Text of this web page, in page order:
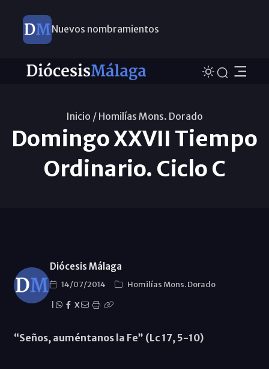
Nuevos nombramientos
Inicio / Homilías Mons. Dorado
Domingo XXVII Tiempo
Ordinario. Ciclo C
Diócesis Málaga
14/07/2014
Homilías Mons. Dorado
X
“Seños, auméntanos la Fe” (Lc 17, 5-10)